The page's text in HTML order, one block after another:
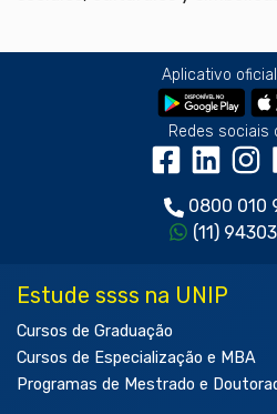
Aplicativo oficial
Redes sociais
0800 010
(11)
Estude ssss na UNIP
Cursos de Graduação
Cursos de Especialização e MBA
Programas de Mestrado e